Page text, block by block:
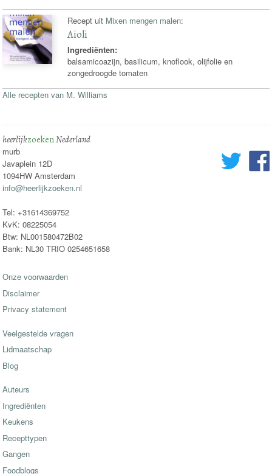
Recept uit Mixen mengen malen:
Aioli
Ingrediënten:
balsamicoazijn, basilicum, knoflook, olijfolie en
zongedroogde tomaten
Alle recepten van M. Williams
heerlijkzoekenNederland
murb
Javaplein 12D
1094HW Amsterdam
info@heerlijkzoeken.nl
Tel: +31614369752
KvK: 08225054
Btw: NL001580472B02
Bank: NL30 TRIO 0254651658
Onze voorwaarden
Disclaimer
Privacy statement
Veelgestelde vragen
Lidmaatschap
Blog
Auteurs
Ingrediënten
Keukens
Recepttypen
Gangen
Foodblogs